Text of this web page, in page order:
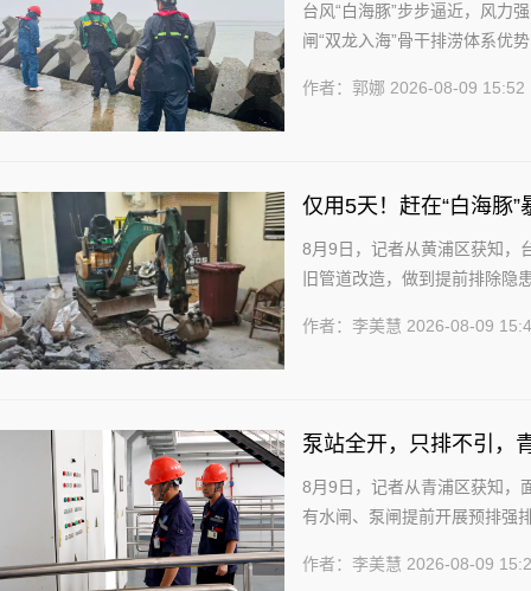
台风“白海豚”步步逼近，风力
闸“双龙入海”骨干排涝体系优
作者：郭娜 2026-08-09 15:52
仅用5天！赶在“白海豚
8月9日，记者从黄浦区获知，
旧管道改造，做到提前排除隐
作者：李美慧 2026-08-09
泵站全开，只排不引，
8月9日，记者从青浦区获知，
有水闸、泵闸提前开展预排强
作者：李美慧 2026-08-09